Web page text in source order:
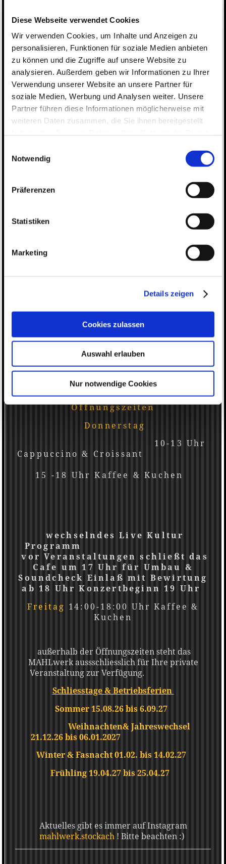
Diese Webseite verwendet Cookies
Wir verwenden Cookies, um Inhalte und Anzeigen zu
personalisieren, Funktionen für soziale Medien anbieten
zu können und die Zugriffe auf unsere Website zu
analysieren. Außerdem geben wir Informationen zu Ihrer
Verwendung unserer Website an unsere Partner für
soziale Medien, Werbung und Analysen weiter. Unsere
Partner führen diese Informationen möglicherweise mit
weiteren Daten zusammen, die Sie ihnen bereitgestellt
Datenschutz
Notwendig
Präferenzen
Statistiken
Marketing
Details zeigen
Cookies zulassen
Auswahl erlauben
Nur notwendige Cookies
Hier finden Sie uns
Hauptstraße 12, 78333 Stockach
Öffnungszeiten
Donnerstag
10-13 Uhr
Cappuccino & Croissant
15 -18 Uhr Kaffee & Kuchen
wechselndes Live Kultur
Programm
vor Veranstaltungen schließt das
Cafe um 17 Uhr für Umbau &
Soundcheck Einlaß mit Bewirtung
ab 18 Uhr Konzertbeginn 19 Uhr
Freitag 14:00-18:00 Uhr Kaffee &
Kuchen
außerhalb der Öffnungszeiten steht das
MAHLwerk aussschliesslich für Ihre private
Veranstaltung zur Verfügung.
Schliesstage & Betriebsferien
Sommer 15.08.26 bis 6.09.27
Weihnachten& Jahreswechsel
21.12.26 bis 06.01.2027
Winter & Fasnacht 01.02. bis 14.02.27
Frühling 19.04.27 bis 25.04.27
Aktuelles gibt es immer auf Instagram
mahlwerk.stockach ! Bitte beachten :)